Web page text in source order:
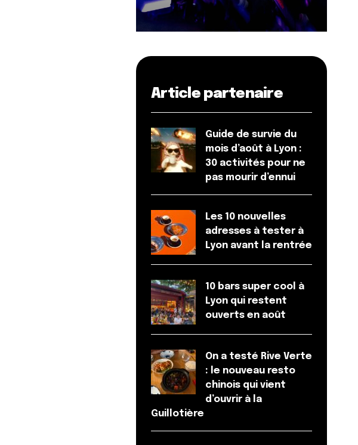
Article partenaire
Guide de survie du
mois d’août à Lyon :
30 activités pour ne
pas mourir d’ennui
Les 10 nouvelles
adresses à tester à
Lyon avant la rentrée
10 bars super cool à
Lyon qui restent
ouverts en août
On a testé Rive Verte
: le nouveau resto
chinois qui vient
d’ouvrir à la
Guillotière